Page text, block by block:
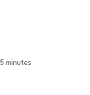
5 minutes